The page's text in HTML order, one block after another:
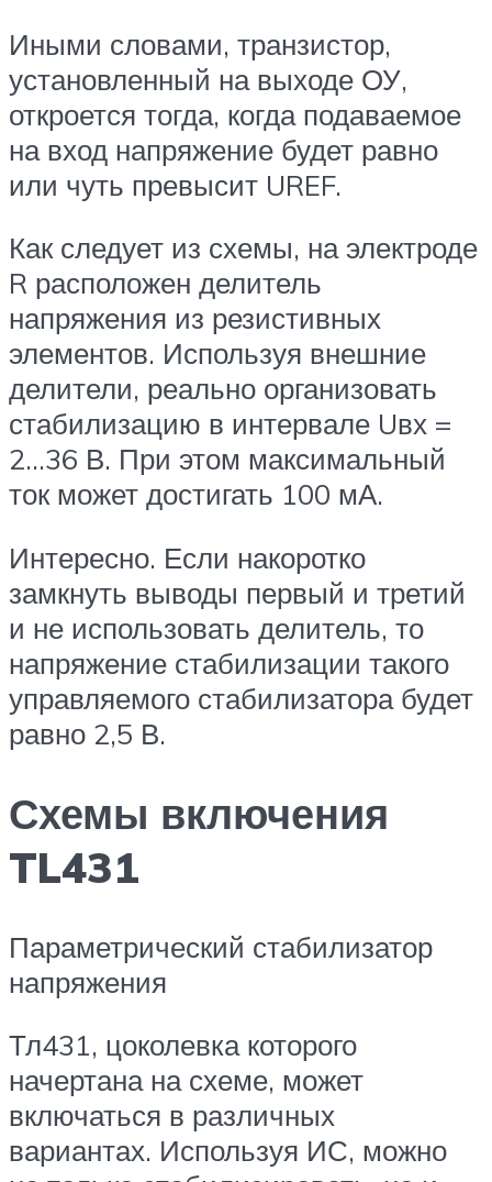
Иными словами, транзистор,
установленный на выходе ОУ,
откроется тогда, когда подаваемое
на вход напряжение будет равно
или чуть превысит UREF.
Как следует из схемы, на электроде
R расположен делитель
напряжения из резистивных
элементов. Используя внешние
делители, реально организовать
стабилизацию в интервале Uвх =
2…36 В. При этом максимальный
ток может достигать 100 мА.
Интересно. Если накоротко
замкнуть выводы первый и третий
и не использовать делитель, то
напряжение стабилизации такого
управляемого стабилизатора будет
равно 2,5 В.
Схемы включения
TL431
Параметрический стабилизатор
напряжения
Тл431, цоколевка которого
начертана на схеме, может
включаться в различных
вариантах. Используя ИС, можно